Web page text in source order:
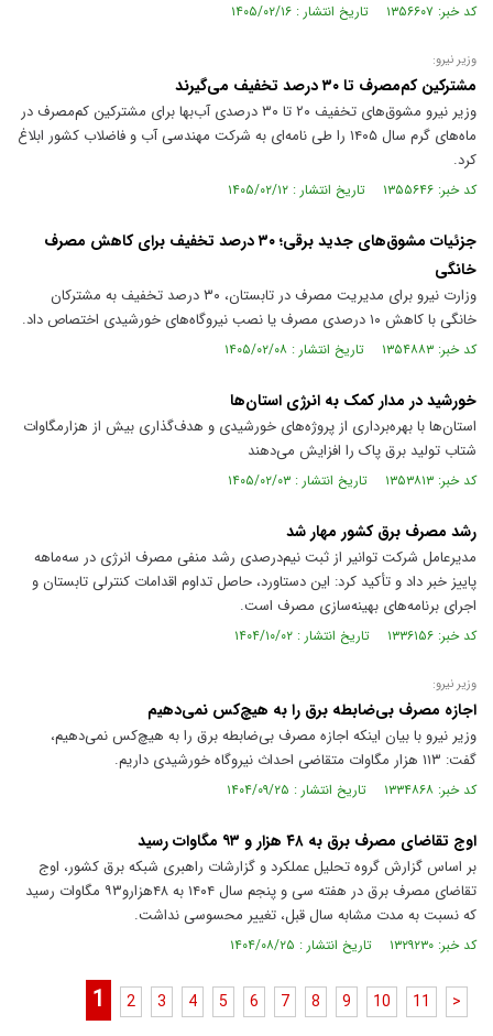
کد خبر: ۱۳۵۶۶۰۷ تاریخ انتشار : ۱۴۰۵/۰۲/۱۶
وزیر نیرو:
مشترکین کم‌مصرف تا ۳۰ درصد تخفیف می‌گیرند
وزیر نیرو مشوق‌های تخفیف ۲۰ تا ۳۰ درصدی آب‌بها برای مشترکین کم‌مصرف در
ماه‌های گرم سال ۱۴۰۵ را طی نامه‌ای به شرکت مهندسی آب و فاضلاب کشور ابلاغ
کرد.
کد خبر: ۱۳۵۵۶۴۶ تاریخ انتشار : ۱۴۰۵/۰۲/۱۲
جزئیات مشوق‌های جدید برقی؛ ۳۰ درصد تخفیف برای کاهش مصرف
خانگی
وزارت نیرو برای مدیریت مصرف در تابستان، ۳۰ درصد تخفیف به مشترکان
خانگی با کاهش ۱۰ درصدی مصرف یا نصب نیروگاه‌های خورشیدی اختصاص داد.
کد خبر: ۱۳۵۴۸۸۳ تاریخ انتشار : ۱۴۰۵/۰۲/۰۸
خورشید در مدار کمک به انرژی استان‌ها
استان‌ها با بهره‌برداری از پروژه‌های خورشیدی و هدف‌گذاری بیش از هزارمگاوات
شتاب تولید برق پاک را افزایش می‌دهند
کد خبر: ۱۳۵۳۸۱۳ تاریخ انتشار : ۱۴۰۵/۰۲/۰۳
رشد مصرف برق کشور مهار شد
مدیرعامل شرکت توانیر از ثبت نیم‌درصدی رشد منفی مصرف انرژی در سه‌ماهه
پاییز خبر داد و تأکید کرد: این دستاورد، حاصل تداوم اقدامات کنترلی تابستان و
اجرای برنامه‌های بهینه‌سازی مصرف است.
کد خبر: ۱۳۳۶۱۵۶ تاریخ انتشار : ۱۴۰۴/۱۰/۰۲
وزیر نیرو:
اجازه مصرف بی‌ضابطه برق را به هیچ‌کس نمی‌دهیم
وزیر نیرو با بیان اینکه اجازه مصرف بی‌ضابطه برق را به هیچ‌کس نمی‌دهیم،
گفت: ۱۱۳ هزار مگاوات متقاضی احداث نیروگاه خورشیدی داریم.
کد خبر: ۱۳۳۴۸۶۸ تاریخ انتشار : ۱۴۰۴/۰۹/۲۵
اوج تقاضای مصرف برق به ۴۸ هزار و ۹۳ مگاوات رسید
بر اساس گزارش گروه تحلیل عملکرد و گزارشات راهبری شبکه برق کشور، اوج
تقاضای مصرف برق در هفته سی و پنجم سال ۱۴۰۴ به ۴۸هزارو۹۳ مگاوات رسید
که نسبت به مدت مشابه سال قبل، تغییر محسوسی نداشت.
کد خبر: ۱۳۲۹۲۳۰ تاریخ انتشار : ۱۴۰۴/۰۸/۲۵
1 2 3 4 5 6 7 8 9 10 11 >